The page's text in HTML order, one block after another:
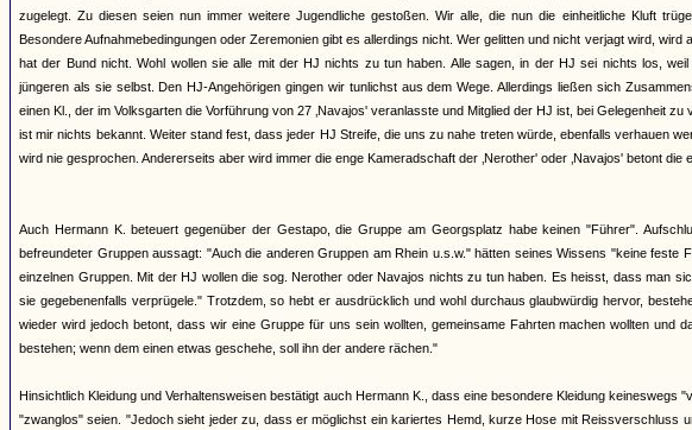
zugelegt. Zu diesen seien nun immer weitere Jugendliche gestoßen. Wir alle, die nun die einheitliche Kluft
Besondere Aufnahmebedingungen oder Zeremonien gibt es allerdings nicht. Wer gelitten und nicht verjagt wird,
hat der Bund nicht. Wohl wollen sie alle mit der HJ nichts zu tun haben. Alle sagen, in der HJ sei nichts los,
jüngeren als sie selbst. Den HJ-Angehörigen gingen wir tunlichst aus dem Wege. Allerdings ließen sich
einen Kl., der im Volksgarten die Vorführung von 27 ‚Navajos' veranlasste und Mitglied der HJ ist, bei Gelegenheit
ist mir nichts bekannt. Weiter stand fest, dass jeder HJ Streife, die uns zu nahe treten würde, ebenfalls verhauen
wird nie gesprochen. Andererseits aber wird immer die enge Kameradschaft der ‚Nerother' oder ‚Navajos' betont die
Auch Hermann K. beteuert gegenüber der Gestapo, die Gruppe am Georgsplatz habe keinen "Führer".
befreundeter Gruppen aussagt: "Auch die anderen Gruppen am Rhein u.s.w." hätten seines Wissens "keine feste
einzelnen Gruppen. Mit der HJ wollen die sog. Nerother oder Navajos nichts zu tun haben. Es heisst, dass man
sie gegebenenfalls verprügele." Trotzdem, so hebt er ausdrücklich und wohl durchaus glaubwürdig hervor,
wieder wird jedoch betont, dass wir eine Gruppe für uns sein wollten, gemeinsame Fahrten machen wollten und
bestehen; wenn dem einen etwas geschehe, soll ihn der andere rächen."
Hinsichtlich Kleidung und Verhaltensweisen bestätigt auch Hermann K., dass eine besondere Kleidung
"zwanglos" seien. "Jedoch sieht jeder zu, dass er möglichst ein kariertes Hemd, kurze Hose mit Reissverschluss